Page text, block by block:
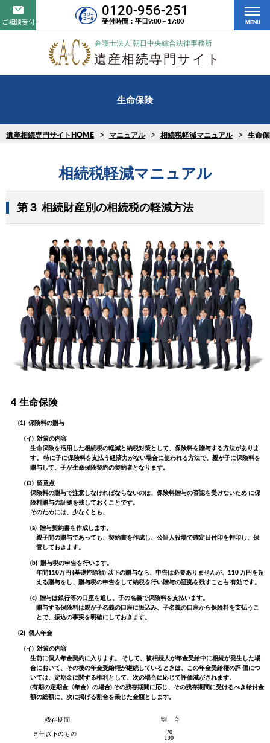
ご相談受付
0120-956-251
受付時間：平日9:00～17:00 MENU
生命保険
遺産相続専門サイトHOME マニュアル 相続税軽減マニュアル 生命
相続税軽減マニュアル
第３ 相続財産別の相続税の軽減方法
4 生命保険
(1) 保険料の贈与
(イ) 対策の内容
生命保険を活用した相続税の軽減と納税対策として、保険料を贈与する方法がありま
す。 特に子に保険料を支払う経済力がない場合に使われる方法で、親が子に保険料を
贈与して、子が生命保険契約の契約者となります。
(ロ) 留意点
保険料の贈与で注意しなければならないのは、保険料贈与の否認を受けないため に保
険料贈与の証拠を残しておくことです。
そのためには、少なくとも、
(a) 贈与契約書を作成します。
親子間の贈与であっても、契約書を作成し、公証人役場で確定日付印を押印し、保
管しておきます。
(b) 贈与税の申告を行います。
年間110万円 (基礎控除額) 以下の贈与なら、申告は必要ありませんが、110 万円を超
える贈与をし、贈与税の申告をして納税を行い贈与の証拠を残すことも 有効です。
(c) 贈与は銀行等の口座を通し、子の名義で保険料を支払います。
贈与する保険料は親が子名義の口座に振込み、子名義の口座から保険料を支払うこ
とで、振込の事実を明確にしておきます。
(2) 個人年金
(イ) 対策の内容
生前に個人年金契約に入ります。 そして、被相続人が年金受給中に相続が発生した場
合において、その後の年金受給権が継続しているときは、この年金受給権の評 価につ
いては、定期金に関する権利として、次の場合に応じて評価減がされます。
(有期の定期金〈年金〉の場合) その残存期間に応じ、その残存期間に受けるべき給付金
額の総額に、次に掲げる割合を乗じた金額とします。